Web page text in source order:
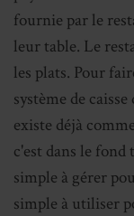
fournie par le
leur table. Le
les plats. Pour
système de
existe déjà
c'est dans le
simple à gérer
simple à utiliser